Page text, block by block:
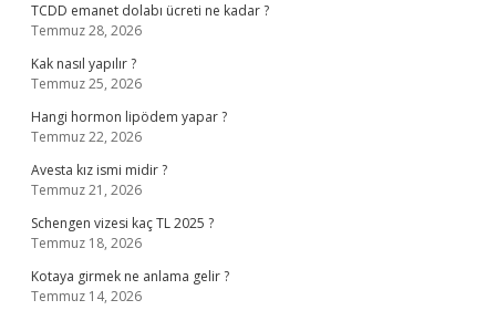
TCDD emanet dolabı ücreti ne kadar ?
Temmuz 28, 2026
Kak nasıl yapılır ?
Temmuz 25, 2026
Hangi hormon lipödem yapar ?
Temmuz 22, 2026
Avesta kız ismi midir ?
Temmuz 21, 2026
Schengen vizesi kaç TL 2025 ?
Temmuz 18, 2026
Kotaya girmek ne anlama gelir ?
Temmuz 14, 2026